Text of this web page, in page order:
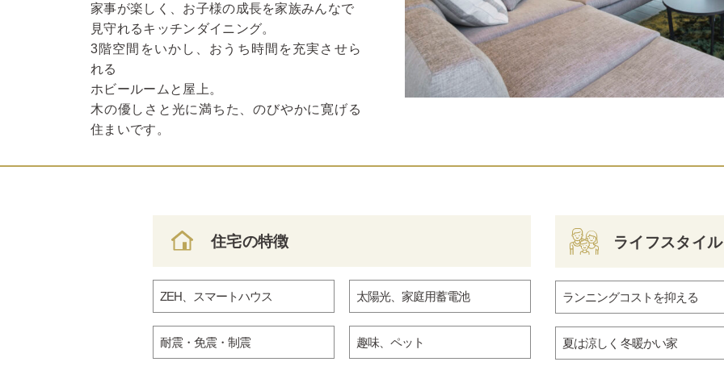
家事が楽しく、お子様の成長を家族みんなで
見守れるキッチンダイニング。
3階空間をいかし、おうち時間を充実させら
れる
ホビールームと屋上。
木の優しさと光に満ちた、のびやかに寛げる
住まいです。
住宅の特徴
ZEH、スマートハウス 太陽光、家庭用蓄電池
耐震・免震・制震 趣味、ペット
ライフスタイル
ランニングコストを抑える
夏は涼しく 冬暖かい家